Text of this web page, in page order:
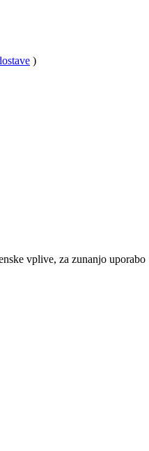
)
vplive, za zunanjo uporabo